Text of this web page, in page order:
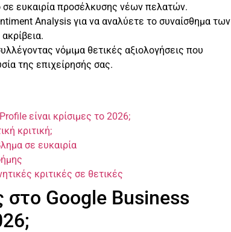
ευκαιρία προσέλκυσης νέων πελατών.
Analysis για να αναλύετε το συναίσθημα των
νόμιμα θετικές αξιολογήσεις που
της επιχείρησής σας.
είναι κρίσιμες το 2026;
κριτική;
σε ευκαιρία
κριτικές σε θετικές
στο Google Business